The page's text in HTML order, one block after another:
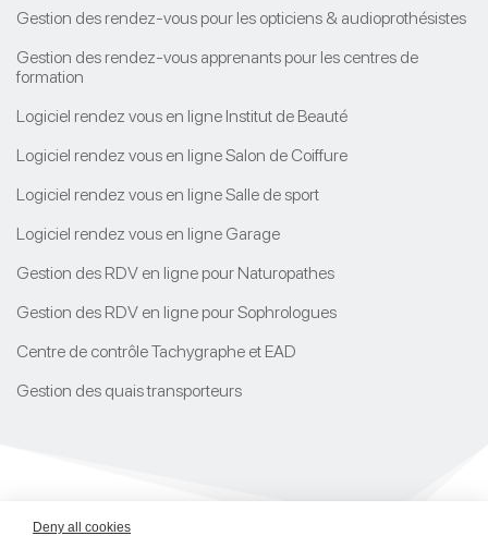
Gestion des rendez-vous pour les opticiens & audioprothésistes
Gestion des rendez-vous apprenants pour les centres de
formation
Logiciel rendez vous en ligne Institut de Beauté
Logiciel rendez vous en ligne Salon de Coiffure
Logiciel rendez vous en ligne Salle de sport
Logiciel rendez vous en ligne Garage
Gestion des RDV en ligne pour Naturopathes
Gestion des RDV en ligne pour Sophrologues
Centre de contrôle Tachygraphe et EAD
Gestion des quais transporteurs
Deny all cookies